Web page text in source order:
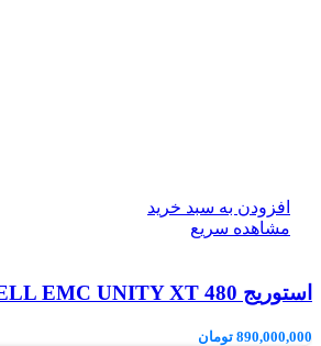
افزودن به سبد خرید
مشاهده سریع
استوریج DELL EMC UNITY XT 480
890,000,000 تومان